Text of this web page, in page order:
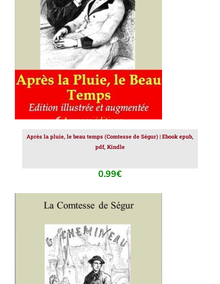
AJOUTER AU PANIER DÉTAILS
Après la pluie, le beau temps (Comtesse de Ségur) | Ebook epub,
pdf, Kindle
0.99€